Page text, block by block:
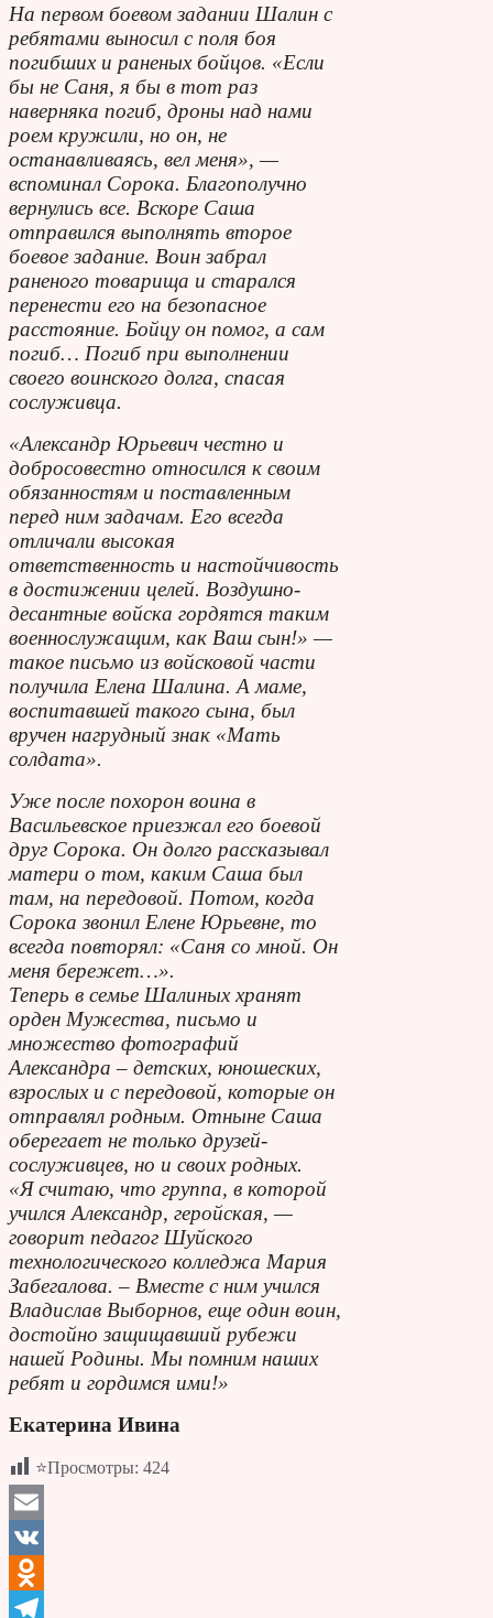
На первом боевом задании Шалин с
ребятами выносил с поля боя
погибших и раненых бойцов. «Если
бы не Саня, я бы в тот раз
наверняка погиб, дроны над нами
роем кружили, но он, не
останавливаясь, вел меня», —
вспоминал Сорока. Благополучно
вернулись все. Вскоре Саша
отправился выполнять второе
боевое задание. Воин забрал
раненого товарища и старался
перенести его на безопасное
расстояние. Бойцу он помог, а сам
погиб… Погиб при выполнении
своего воинского долга, спасая
сослуживца.
«Александр Юрьевич честно и
добросовестно относился к своим
обязанностям и поставленным
перед ним задачам. Его всегда
отличали высокая
ответственность и настойчивость
в достижении целей. Воздушно-
десантные войска гордятся таким
военнослужащим, как Ваш сын!» —
такое письмо из войсковой части
получила Елена Шалина. А маме,
воспитавшей такого сына, был
вручен нагрудный знак «Мать
солдата».
Уже после похорон воина в
Васильевское приезжал его боевой
друг Сорока. Он долго рассказывал
матери о том, каким Саша был
там, на передовой. Потом, когда
Сорока звонил Елене Юрьевне, то
всегда повторял: «Саня со мной. Он
меня бережет…».
Теперь в семье Шалиных хранят
орден Мужества, письмо и
множество фотографий
Александра – детских, юношеских,
взрослых и с передовой, которые он
отправлял родным. Отныне Саша
оберегает не только друзей-
сослуживцев, но и своих родных.
«Я считаю, что группа, в которой
учился Александр, геройская, —
говорит педагог Шуйского
технологического колледжа Мария
Забегалова. – Вместе с ним учился
Владислав Выборнов, еще один воин,
достойно защищавший рубежи
нашей Родины. Мы помним наших
ребят и гордимся ими!»
Екатерина Ивина
⭐Просмотры: 424
Email
VK
Odnoklassniki